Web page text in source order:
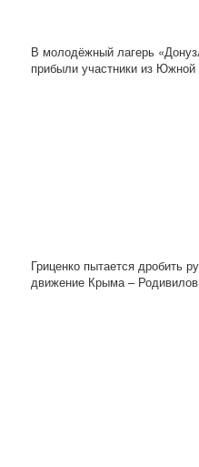
В молодёжный лагерь
прибыли участники из
Гриценко пытается дробить
движение Крыма – Родивилов